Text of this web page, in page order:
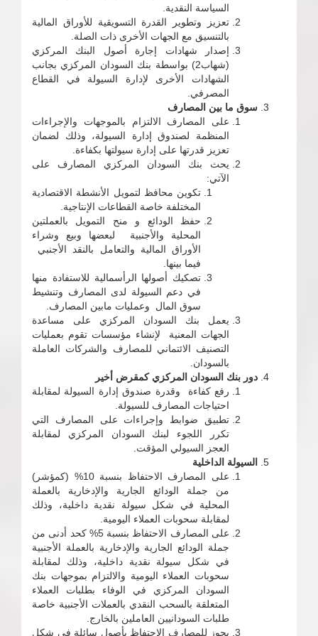
السياسة النقدية.
تعزيز وتطوير القدرة التسويقية للأوراق المالية
بالتنسيق مع الجهات الأخرى ذات الصلة.
إصدار شهادات إجارة أصول البنك المركزي
(شهاب2) بواسطة بنك السودان المركزي بجانب
الشهادات الأخرى لإدارة السيولة في القطاع
المصرفي.
سوق ما بين المصارف
‌على المصارف الالتزام بالموجهات والإجراءات
المنظمة لصندوق إدارة السيولة، وذلك لضمان
تعزيز قدرتها على إدارة سيولتها بكفاءة.
‌يحث بنك السودان المركزي المصارف على
الآتي:
تكوين محافظ لتمويل الأنشطة الاقتصادية
المختلفة خاصة القطاعات الإنتاجية.
حفظ الودائع و منح التمويل بالعملتين
المحلية والأجنبية لبعضها وبيع وشراء
الأوراق المالية والتعامل بالنقد الأجنبي
فيما بينها.
تصكيك أصولها الرأسمالية للاستفادة منها
في دعم السيولة لدى المصارف وتنشيط
سوق المال وعمليات مابين المصارف.
يعمل بنك السودان المركزي على مساعدة
الجهات المعنية لإنشاء مؤسسات تقوم بعمليات
التصنيف الائتماني للمصارف والشركات العاملة
بالسودان.
دور بنك السودان المركزي كمقرض أخير
رفع كفاءة وقدرة صندوق إدارة السيولة لمقابلة
احتياجات المصارف للسيولة.
تطبيق ضوابط وإجراءات على المصارف التي
تكرر اللجوء لبنك السودان المركزي لمقابلة
العجز السيولي المؤقت.
السيولة الداخلية
على المصارف الاحتفاظ بنسبة 10% (كمؤشر)
من جملة الودائع الجارية والإدخارية بالعملة
المحلية في شكل سيولة نقدية داخلية، وذلك
لمقابلة سحوبات العملاء اليومية.
على المصارف الاحتفاظ بنسبة 5% كحد أدنى من
جملة الودائع الجارية والإدخارية بالعملة الأجنبية
في شكل سيولة نقدية داخلية، وذلك لمقابلة
سحوبات العملاء اليومية والالتزام بموجهات بنك
السودان المركزي في الوفاء بطلبات العملاء
المتعلقة بالسحب النقدي بالعملات الأجنبية خاصة
طلبات السودانيين العاملين بالخارج.
يجوز للمصارف الاحتفاظ بأصول سائلة في شكل